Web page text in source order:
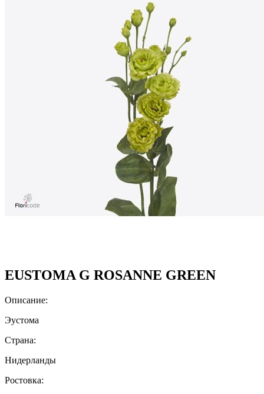
EUSTOMA G ROSANNE GREEN
Описание:
Эустома
Страна:
Нидерланды
Ростовка: